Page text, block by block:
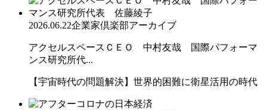
2026.06.22企業家倶楽部アーカイブ
アクセルスペースＣＥＯ 中村友哉 国際パフォーマ
ンス研究所代...
【宇宙時代の問題解決】世界的困難に衛星活用の時代